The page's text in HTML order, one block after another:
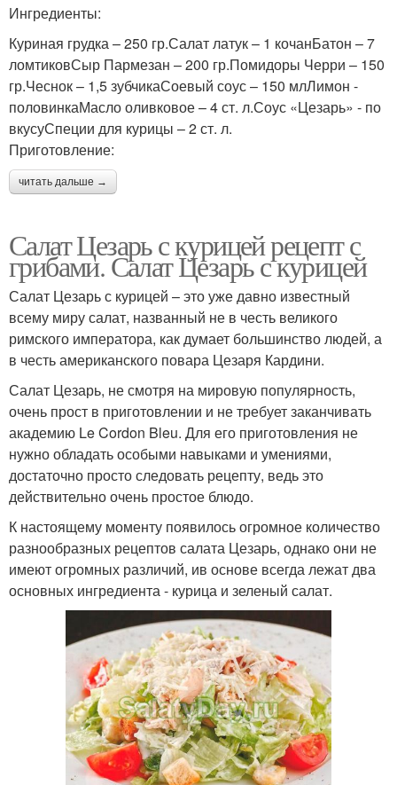
Ингредиенты:
Куриная грудка – 250 гр.Салат латук – 1 кочанБатон – 7
ломтиковСыр Пармезан – 200 гр.Помидоры Черри – 150
гр.Чеснок – 1,5 зубчикаСоевый соус – 150 млЛимон -
половинкаМасло оливковое – 4 ст. л.Соус «Цезарь» - по
вкусуСпеции для курицы – 2 ст. л.
Приготовление:
читать дальше →
Салат Цезарь с курицей рецепт с
грибами. Салат Цезарь с курицей
Салат Цезарь с курицей – это уже давно известный
всему миру салат, названный не в честь великого
римского императора, как думает большинство людей, а
в честь американского повара Цезаря Кардини.
Салат Цезарь, не смотря на мировую популярность,
очень прост в приготовлении и не требует заканчивать
академию Le Cordon Bleu. Для его приготовления не
нужно обладать особыми навыками и умениями,
достаточно просто следовать рецепту, ведь это
действительно очень простое блюдо.
К настоящему моменту появилось огромное количество
разнообразных рецептов салата Цезарь, однако они не
имеют огромных различий, ив основе всегда лежат два
основных ингредиента - курица и зеленый салат.